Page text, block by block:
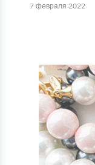
7 февраля 2022